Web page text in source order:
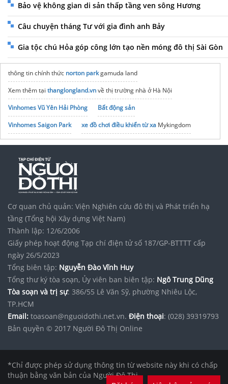
Bảo vệ không gian di sản thấp tầng ven sông Hương
Câu chuyện tháng Tư với gia đình anh Bảy
Gia tộc chú Hỏa góp công lớn tạo nền móng đô thị Sài Gòn
thông tin chính thức norton parkgamuda land
Xem thêm tại thanglongland.vnvề thị trường nhà ở Hà Nội
Vinhomes Vũ Yên Hải Phòng
Bất động sản
Vinhomes Saigon Park
xe đồ chơi điều khiển từ xa Mykingdom
noxh K Home Avenue Nhơn Trạch
Tập đoàn Bcons Group
Cơ quan chủ quản: Viện Nghiên cứu đô thị và Phát triển hạ
tầng (Tổng hội Xây dựng Việt Nam)
Thành lập: 12/6/2006
Giấy phép hoạt động Tạp chí điện tử số 187/GP-BTTTT cấp
ngày 26/5/2023
Tổng biên tập: Nguyễn Đào Vĩnh Huy
Tổng thư ký tòa soạn, Ủy viên ban biên tập: Ngô Trung Dũng
Tòa soạn và trị sự: 386/55 Lê Văn Sỹ, phường Nhiêu Lộc,
TP.HCM
Email: toasoan@nguoidothi.net.vn. Điện thoại: (028) 39319793
Bản quyền © 2017 Người Đô Thị Online
*Chỉ được phép sử dụng thông tin từ website này khi có chấp
thuận bằng văn bản của Người Đô Thị.